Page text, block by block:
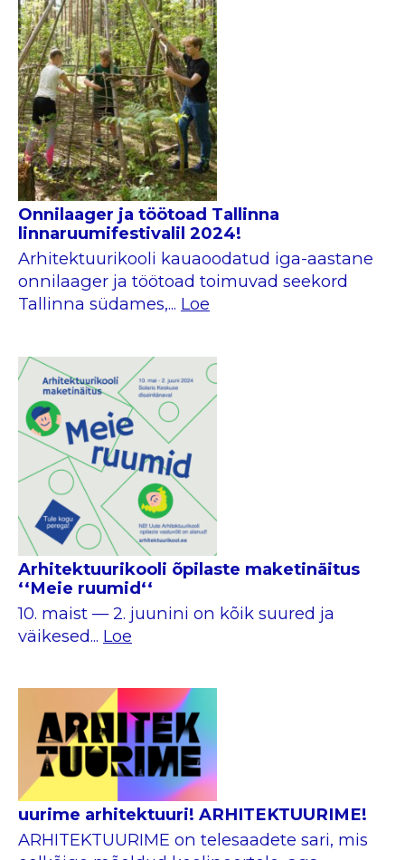
Onnilaager ja töötoad Tallinna
linnaruumifestivalil 2024!
Arhitektuurikooli kauaoodatud iga-aastane
onnilaager ja töötoad toimuvad seekord
Tallinna südames,... Loe
Arhitektuurikooli õpilaste maketinäitus
‘‘Meie ruumid‘‘
10. maist — 2. juunini on kõik suured ja
väikesed... Loe
uurime arhitektuuri! ARHITEKTUURIME!
ARHITEKTUURIME on telesaadete sari, mis